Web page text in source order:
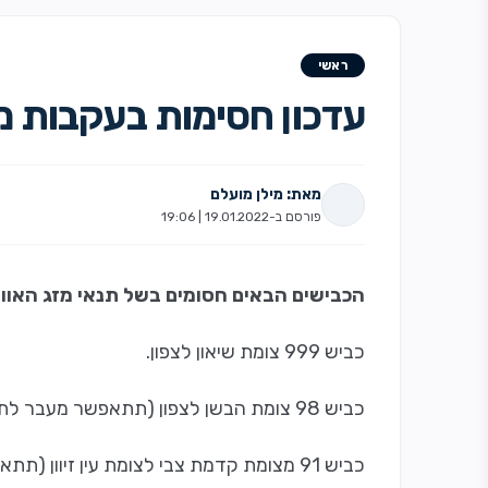
ראשי
עדכון חסימות בעקבות
מאת: מילן מועלם
פורסם ב-19.01.2022 | 19:06
הכבישים הבאים חסומים בשל תנאי מזג
כביש 999 צומת שיאון לצפון.
כביש 98 צומת הבשן לצפון (תתאפשר מעבר לתושבי המקום).
כביש 91 מצומת קדמת צבי לצומת עין זיוון (תתאפשר מעבר לתושבי המקום).